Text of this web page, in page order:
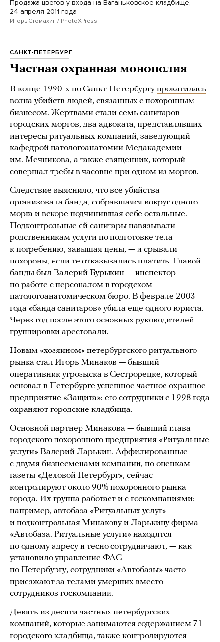
Продажа цветов у входа на Ваганьковское кладбище,
24 апреля 2011 года
Игорь Стомахин / PhotoXPress
САНКТ-ПЕТЕРБУРГ
Частная охранная монополия
В конце 1990-х по Санкт-Петербургупрокатилась
волна убийств людей, связанных с похоронным
бизнесом. Жертвами стали семь санитаров
городских моргов, два адвоката, представлявших
интересы ритуальных компаний, заведующий
кафедрой патологоанатомии Медакадемии
им. Мечникова, а также священник, который
совершал требы в часовне при одном из моргов.
Следствие выяснило, что все убийства
организовала банда, собравшаяся вокруг одного
морга и вскоре подчинившая себе остальные.
Подконтрольные ей санитары навязывали
родственникам услуги по подготовке тела
к погребению, завышая цены, — и срывали
похороны, если те отказывались платить. Главой
банды был Валерий Бурыкин — инспектор
по работе с персоналом в городском
патологоанатомическом бюро. В феврале 2003
года «банда санитаров» убила еще одного юриста.
Через год после этого основных руководителей
группировки арестовали.
Новым «хозяином» петербургского ритуального
рынка стал Игорь Минаков — бывший
оперативник угрозыска в Сестрорецке, который
основал в Петербурге успешное частное охранное
предприятие «Защита»: его сотрудники с 1998 года
охраняют городские кладбища.
Основной партнер Минакова — бывший глава
городского похоронного предприятия «Ритуальные
услуги» Валерий Ларькин. Аффилированные
с двумя бизнесменами компании, по оценкам
газеты «Деловой Петербург», сейчас
контролируют около 90% похоронного рынка
города. Их группа работает и с госкомпаниями:
например, автобаза «Ритуальных услуг»
и подконтрольная Минакову и Ларькину фирма
«Автобаза. Ритуальные услуги» находятся
по одному адресу и тесно сотрудничают, — как
установило управление ФАС
по Петербургу, сотрудники «Автобазы» часто
приезжают за телами умерших вместо
сотрудников госкомпании.
Девять из десяти частных петербургских
компаний, которые занимаются содержанием 71
городского кладбища, также контролируются